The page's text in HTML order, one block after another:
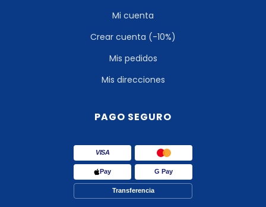
Mi cuenta
Crear cuenta (-10%)
Mis pedidos
Mis direcciones
PAGO SEGURO
VISA
Pay G Pay
Transferencia